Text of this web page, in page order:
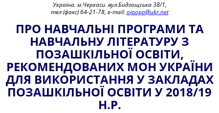
Україна. м.Черкаси. вул.Бидгощська 38/1,
тел (факс) 64-21-78, e-mail:oipopp@ukr.net
ПРО НАВЧАЛЬНІ ПРОГРАМИ ТА
НАВЧАЛЬНУ ЛІТЕРАТУРУ З
ПОЗАШКІЛЬНОЇ ОСВІТИ,
РЕКОМЕНДОВАНИХ МОН УКРАЇНИ
ДЛЯ ВИКОРИСТАННЯ У ЗАКЛАДАХ
ПОЗАШКІЛЬНОЇ ОСВІТИ У 2018/19
Н.Р.